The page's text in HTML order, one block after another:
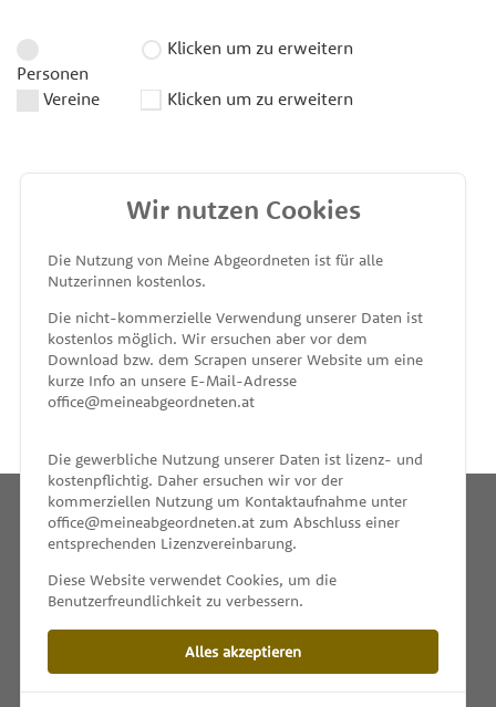
Personen
Klicken um zu erweitern
Vereine Klicken um zu erweitern
MEINE ABGEORDNETEN
unterstützt von
IMPRESSUM & KONTAKT
Wir nutzen Cookies
Die Nutzung von Meine Abgeordneten ist für alle
Nutzerinnen kostenlos.
Die nicht-kommerzielle Verwendung unserer Daten ist
kostenlos möglich. Wir ersuchen aber vor dem
Download bzw. dem Scrapen unserer Website um eine
kurze Info an unsere E-Mail-Adresse
office@meineabgeordneten.at
Die gewerbliche Nutzung unserer Daten ist lizenz- und
kostenpflichtig. Daher ersuchen wir vor der
kommerziellen Nutzung um Kontaktaufnahme unter
office@meineabgeordneten.at zum Abschluss einer
entsprechenden Lizenzvereinbarung.
Diese Website verwendet Cookies, um die
Benutzerfreundlichkeit zu verbessern.
Alles akzeptieren